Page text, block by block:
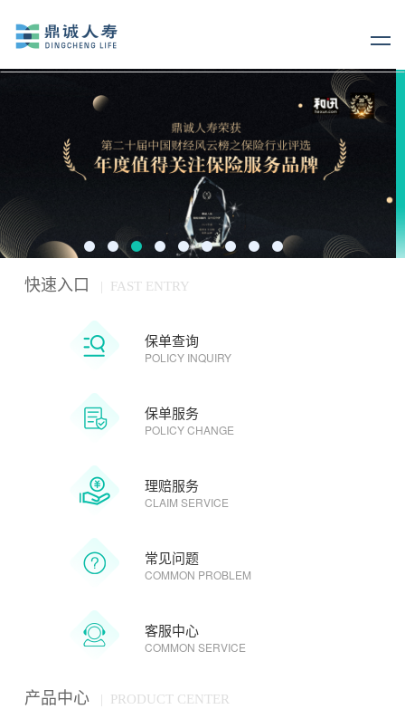
快速入口 | FAST ENTRY
保单查询
POLICY INQUIRY
保单服务
POLICY CHANGE
理赔服务
CLAIM SERVICE
常见问题
COMMON PROBLEM
客服中心
COMMON SERVICE
产品中心 | PRODUCT CENTER